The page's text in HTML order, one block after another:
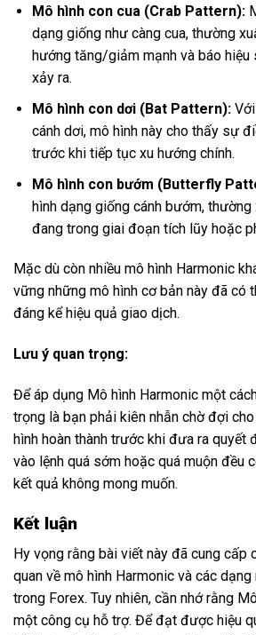
Mô hình con cua (Crab Pattern):
dạng giống như càng cua, thường
hướng tăng/giảm mạnh và báo
xảy ra.
Mô hình con dơi (Bat Pattern):Với
cánh dơi, mô hình này cho thấy sự
trước khi tiếp tục xu hướng chính.
Mô hình con bướm (Butterfly
hình dạng giống cánh bướm, thường
đang trong giai đoạn tích lũy hoặc
Mặc dù còn nhiều mô hình Harmonic
vững những mô hình cơ bản này đã có
đáng kể hiệu quả giao dịch.
Lưu ý quan trọng:
Để áp dụng Mô hình Harmonic một
trọng là bạn phải kiên nhẫn chờ đợi
hình hoàn thành trước khi đưa ra quyết
vào lệnh quá sớm hoặc quá muộn đều
kết quả không mong muốn.
Kết luận
Hy vọng rằng bài viết này đã cung cấp
quan về mô hình Harmonic và các
trong Forex. Tuy nhiên, cần nhớ rằng
một công cụ hỗ trợ. Để đạt được hiệu